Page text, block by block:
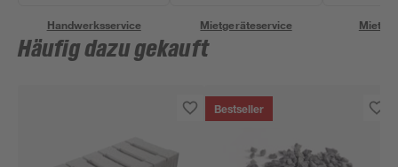
Handwerksservice Mietgeräteservice
Häufig dazu gekauft
Bestseller